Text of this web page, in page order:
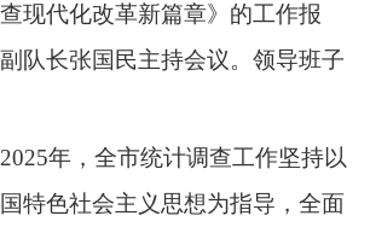
现代化改革新篇章》的工作报
队长张国民主持会议。领导班子
2025年， 全市统计调查工作坚持以
特色社会主义思想为指导， 全面